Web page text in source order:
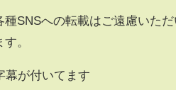
SNSへの転載はご遠慮いただ
。
幕が付いてます